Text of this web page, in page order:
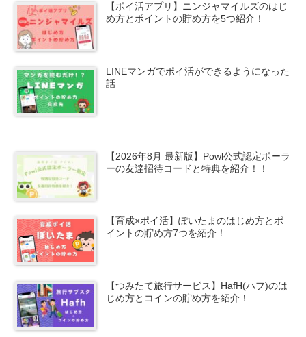
【ポイ活アプリ】ニンジャマイルズのはじ
め方とポイントの貯め方を5つ紹介！
LINEマンガでポイ活ができるようになった
話
【2026年8月 最新版】Powl公式認定ポーラ
ーの友達招待コードと特典を紹介！！
【育成×ポイ活】ぽいたまのはじめ方とポ
イントの貯め方7つを紹介！
【つみたて旅行サービス】HafH(ハフ)のは
じめ方とコインの貯め方を紹介！